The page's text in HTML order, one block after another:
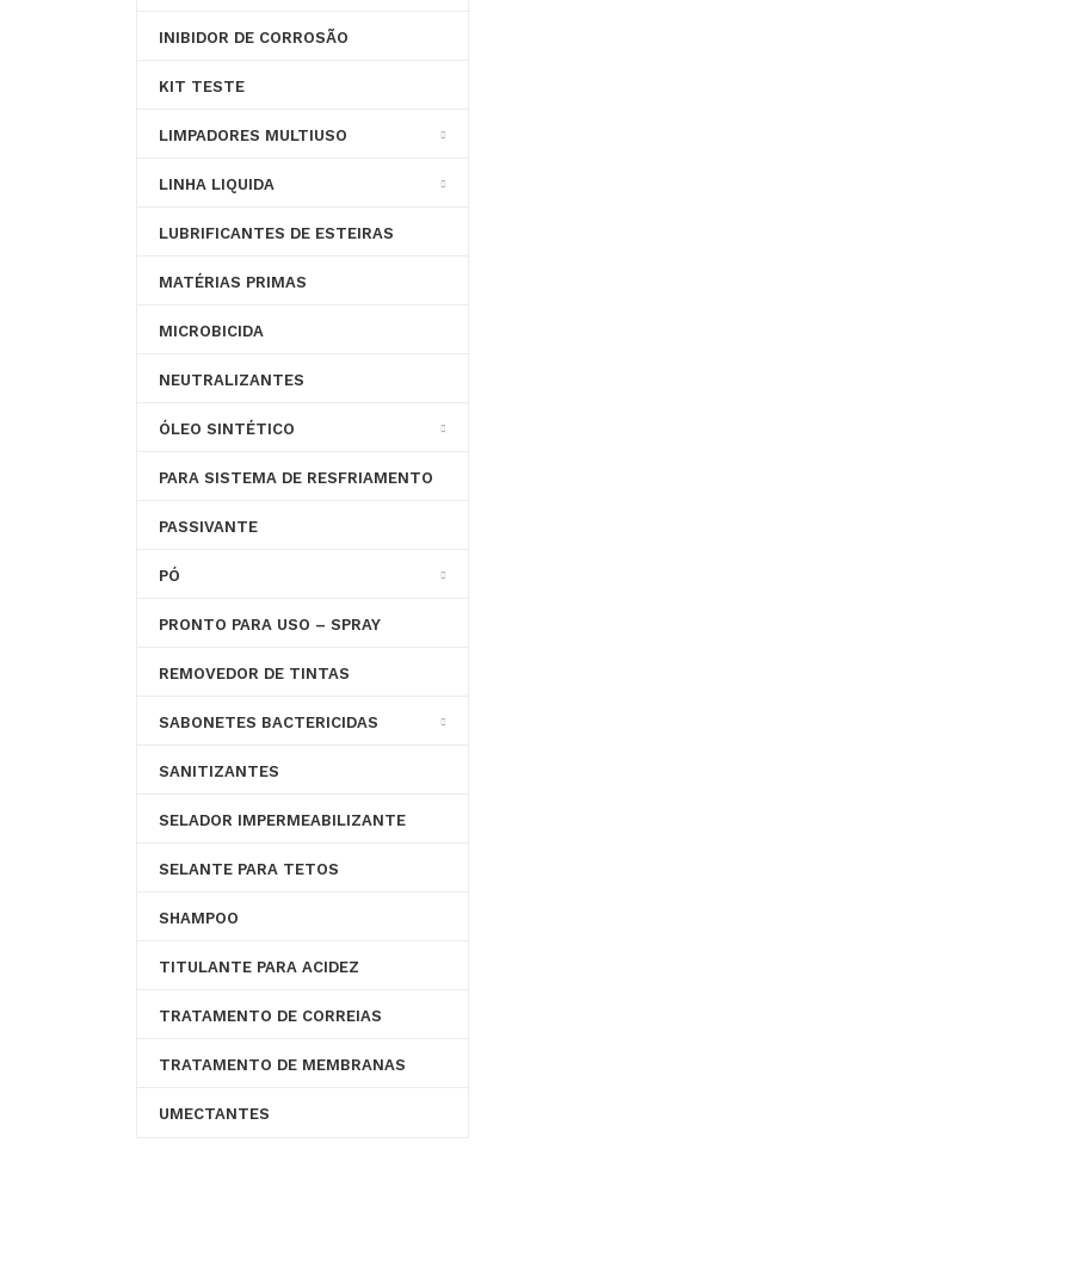
INIBIDOR DE CORROSÃO
KIT TESTE
LIMPADORES MULTIUSO
LINHA LIQUIDA
LUBRIFICANTES DE ESTEIRAS
MATÉRIAS PRIMAS
MICROBICIDA
NEUTRALIZANTES
ÓLEO SINTÉTICO
PARA SISTEMA DE RESFRIAMENTO
PASSIVANTE
PÓ
PRONTO PARA USO – SPRAY
REMOVEDOR DE TINTAS
SABONETES BACTERICIDAS
SANITIZANTES
SELADOR IMPERMEABILIZANTE
SELANTE PARA TETOS
SHAMPOO
TITULANTE PARA ACIDEZ
TRATAMENTO DE CORREIAS
TRATAMENTO DE MEMBRANAS
UMECTANTES